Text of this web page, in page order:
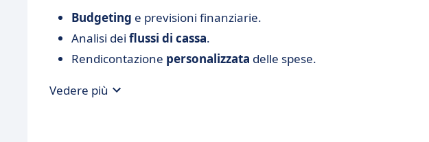
Budgeting e previsioni finanziarie.
Analisi dei flussi di cassa.
Rendicontazione personalizzata delle spese.
Vedere più